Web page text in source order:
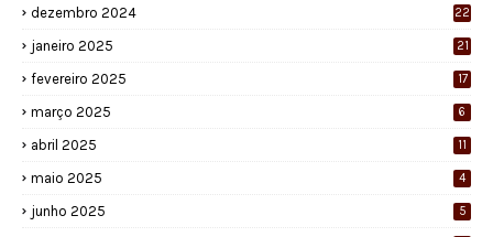
dezembro 2024 22
janeiro 2025 21
fevereiro 2025 17
março 2025 6
abril 2025 11
maio 2025 4
junho 2025 5